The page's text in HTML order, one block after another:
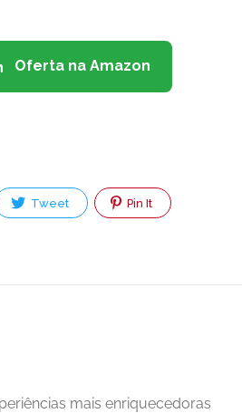
Oferta na Amazon
Tweet Pin It
mais enriquecedoras